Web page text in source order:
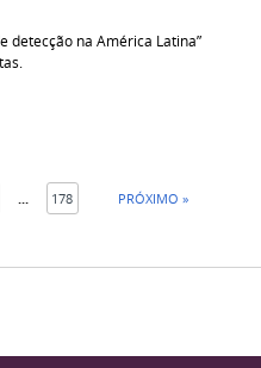
detecção na América Latina”
178 PRÓXIMO »